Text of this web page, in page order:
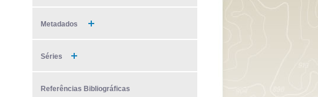
Metadados
Séries
Referências Bibliográficas